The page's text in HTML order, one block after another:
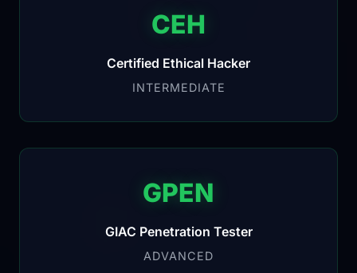
CEH
Certified Ethical Hacker
INTERMEDIATE
GPEN
GIAC Penetration Tester
ADVANCED